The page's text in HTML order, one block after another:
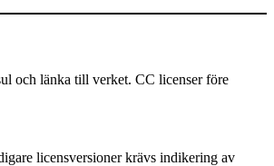
och länka till verket. CC licenser före
licensversioner krävs indikering av